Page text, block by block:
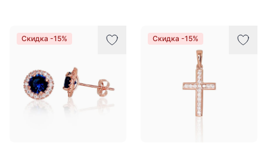
Скидка -15% Скидка -15%